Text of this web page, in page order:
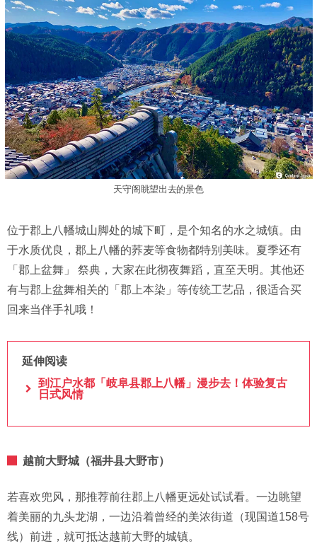
天守阁眺望出去的景色
位于郡上八幡城山脚处的城下町，是个知名的水之城镇。由
于水质优良，郡上八幡的荞麦等食物都特别美味。夏季还有
「郡上盆舞」 祭典，大家在此彻夜舞蹈，直至天明。其他还
有与郡上盆舞相关的「郡上本染」等传统工艺品，很适合买
回来当伴手礼哦！
延伸阅读
到江户水都「岐阜县郡上八幡」漫步去！体验复古
日式风情
越前大野城（福井县大野市）
若喜欢兜风，那推荐前往郡上八幡更远处试试看。一边眺望
着美丽的九头龙湖，一边沿着曾经的美浓街道（现国道158号
线）前进，就可抵达越前大野的城镇。